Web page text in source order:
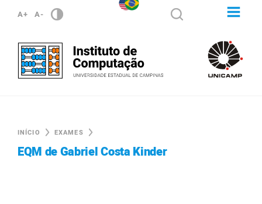
A+ A-
INÍCIO EXAMES
EQM de Gabriel Costa Kinder